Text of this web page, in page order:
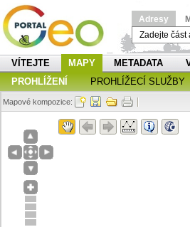
Adresy
VÍTEJTE MAPY METADATA
PROHLÍŽENÍ
PROHLÍŽECÍ SLUŽBY
Mapové kompozice: